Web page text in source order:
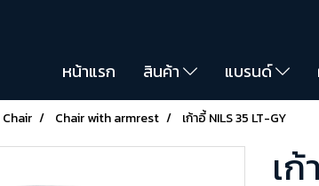
หน้าแรก สินค้า แบรนด์
Chair Chair with armrest เก้าอี้ NILS 35 LT-GY
เ